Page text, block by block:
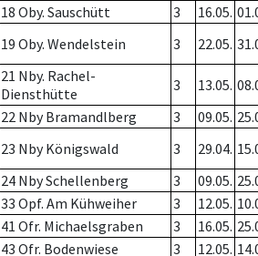
18 Oby. Sauschütt 3 16.05.
19 Oby. Wendelstein 3 22.05.
21 Nby. Rachel-
Diensthütte
3 13.05.
22 Nby Bramandlberg 3 09.05.
23 Nby Königswald 3 29.04.
24 Nby Schellenberg 3 09.05.
33 Opf. Am Kühweiher 3 12.05.
41 Ofr. Michaelsgraben 3 16.05.
43 Ofr. Bodenwiese 3 12.05.